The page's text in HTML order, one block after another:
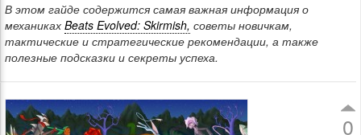
В этом гайде содержится самая важная информация о
механиках Beats Evolved: Skirmish, советы новичкам,
тактические и стратегические рекомендации, а также
полезные подсказки и секреты успеха.
0